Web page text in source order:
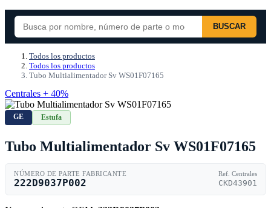
BUSCAR
Todos los productos
Todos los productos
Tubo Multialimentador Sv WS01F07165
Centrales + 40%
GE Estufa
Tubo Multialimentador Sv WS01F07165
NÚMERO DE PARTE FABRICANTE
222D9037P002
Ref. Centrales
CKD43901